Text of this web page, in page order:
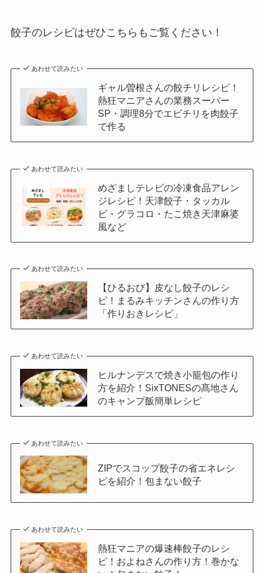
餃子のレシピはぜひこちらもご覧ください！
あわせて読みたい
ギャル曽根さんの餃チリレシピ！
熱狂マニアさんの業務スーパー
SP・調理8分でエビチリを肉餃子
で作る
あわせて読みたい
めざましテレビの冷凍食品アレン
ジレシピ！天津餃子・タッカル
ビ・グラコロ・たこ焼き天津麻婆
風など
あわせて読みたい
【ひるおび】皮なし餃子のレシ
ピ！まるみキッチンさんの作り方
「作りおきレシピ」
あわせて読みたい
ヒルナンデスで焼き小籠包の作り
方を紹介！SixTONESの髙地さん
のキャンプ飯簡単レシピ
あわせて読みたい
ZIPでスコップ餃子の省エネレシ
ピを紹介！包まない餃子
あわせて読みたい
熱狂マニアの爆速棒餃子のレシ
ピ！およねさんの作り方！巻かな